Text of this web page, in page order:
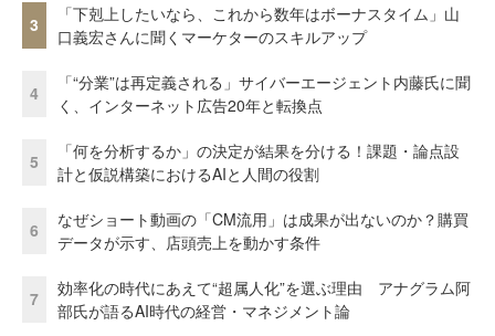
3
「下剋上したいなら、これから数年はボーナスタイム」山
口義宏さんに聞くマーケターのスキルアップ
4
「“分業”は再定義される」サイバーエージェント内藤氏に聞
く、インターネット広告20年と転換点
5
「何を分析するか」の決定が結果を分ける！課題・論点設
計と仮説構築におけるAIと人間の役割
6
なぜショート動画の「CM流用」は成果が出ないのか？購買
データが示す、店頭売上を動かす条件
7
効率化の時代にあえて“超属人化”を選ぶ理由 アナグラム阿
部氏が語るAI時代の経営・マネジメント論